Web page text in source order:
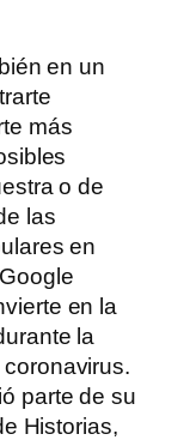
en un
más
o de
las
en
en la
la
parte de su
Historias,